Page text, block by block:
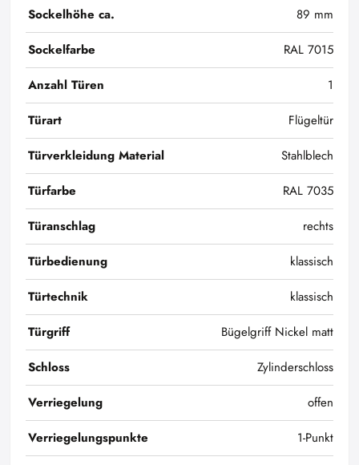
Sockelhöhe ca.
89 mm
Sockelfarbe
RAL 7015
Anzahl Türen
1
Türart
Flügeltür
Türverkleidung Material
Stahlblech
Türfarbe
RAL 7035
Türanschlag
rechts
Türbedienung
klassisch
Türtechnik
klassisch
Türgriff
Bügelgriff Nickel matt
Schloss
Zylinderschloss
Verriegelung
offen
Verriegelungspunkte
1-Punkt